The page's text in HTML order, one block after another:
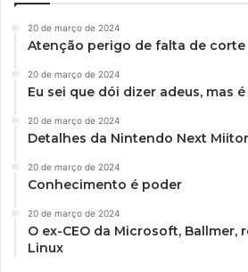
20 de março de 2024
Atenção perigo de falta de corte
20 de março de 2024
Eu sei que dói dizer adeus, mas
20 de março de 2024
Detalhes da Nintendo Next
20 de março de 2024
Conhecimento é poder
20 de março de 2024
O ex-CEO da Microsoft, Ballmer,
Linux